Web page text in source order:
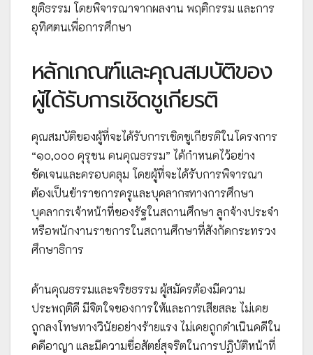
ยุติธรรม โดยพิจารณาจากผลงาน พฤติกรรม และการ
อุทิศตนเพื่อการศึกษา
หลักเกณฑ์และคุณสมบัติของ
ผู้ได้รับการเชิดชูเกียรติ
คุณสมบัติของผู้ที่จะได้รับการเชิดชูเกียรติในโครงการ
“๑๐,๐๐๐ คุรุชน คนคุณธรรม” ได้กำหนดไว้อย่าง
ชัดเจนและครอบคลุม โดยผู้ที่จะได้รับการพิจารณา
ต้องเป็นข้าราชการครูและบุคลากরทางการศึกษา
บุคลากรเจ้าหน้าที่ของรัฐในสถานศึกษา ลูกจ้างประจำ
หรือพนักงานราชการในสถานศึกษาที่สังกัดกระทรวง
ศึกษาธิการ
ด้านคุณธรรมและจริยธรรม ผู้สมัครต้องมีความ
ประพฤติดี มีจิตใจของการให้และการเสียสละ ไม่เคย
ถูกลงโทษทางวินัยอย่างร้ายแรง ไม่เคยถูกดำเนินคดีใน
คดีอาญา และมีความซื่อสัตย์สุจริตในการปฏิบัติหน้าที่